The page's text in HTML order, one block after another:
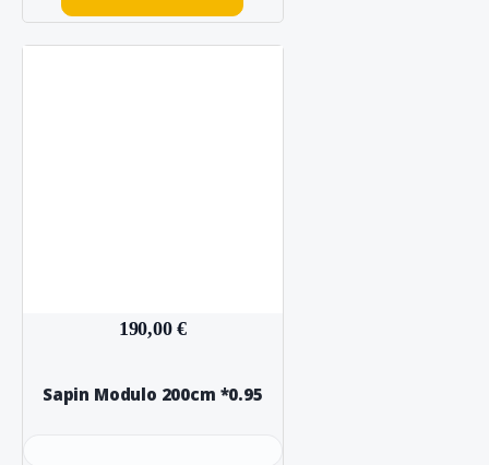
190,00 €
Sapin Modulo 200cm *0.95